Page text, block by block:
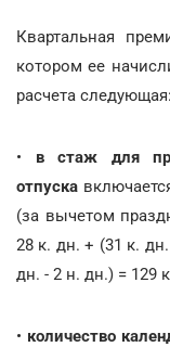
Квартальная
котором ее
расчета следующая:
• в стаж для
отпуска
(за вычетом
28 к. дн. + (31 к.
дн. - 2 н. дн.) = 129
• количество